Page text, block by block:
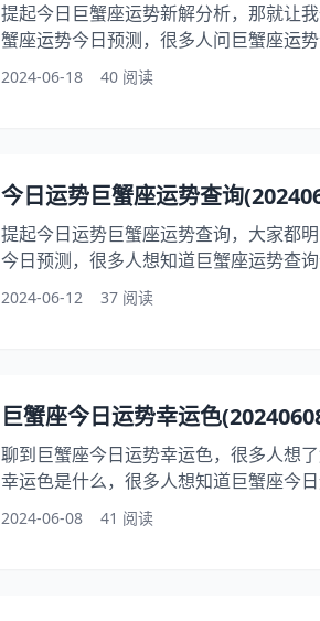
提起今日巨蟹座运势新解分析，那就让
蟹座运势今日预测，很多人问巨蟹座运
外，还有人问到巨蟹座今日运势特点，相
话题感兴趣，下面为你详解巨蟹座今日运
★★★☆☆（持续努力，有望取得更好成
2024-06-18 40 阅读
今日运势巨蟹座运势查询
提起今日运势巨蟹座运势查询，大家都
今日预测，很多人想知道巨蟹座运势查
还有朋友想问巨蟹座今日运势如何，下面
巨蟹座运势今日表现，请花一点时间仔细
★★★★☆（学业表现优秀，备受瞩目。
2024-06-12 37 阅读
巨蟹座今日运势幸运色
聊到巨蟹座今日运势幸运色，很多人想
幸运色是什么，很多人想知道巨蟹座今
实，还想问一个大家都超关心的话题是巨
预测，让我们详细解读一下巨蟹座今日运
2024-06-08 41 阅读